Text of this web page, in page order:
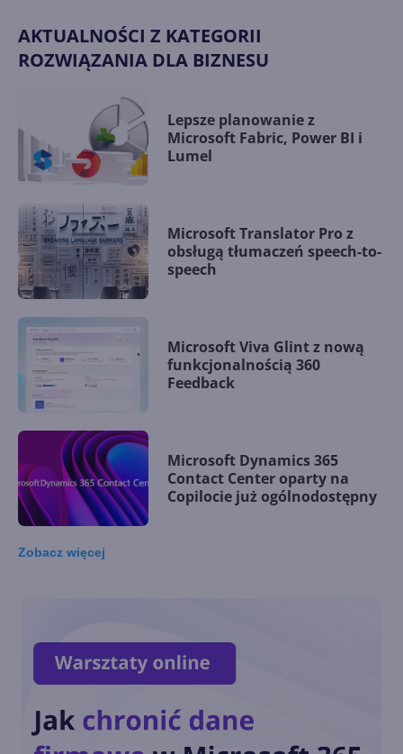
AKTUALNOŚCI Z KATEGORII
ROZWIĄZANIA DLA BIZNESU
Lepsze planowanie z
Microsoft Fabric, Power BI i
Lumel
Microsoft Translator Pro z
obsługą tłumaczeń speech-to-
speech
Microsoft Viva Glint z nową
funkcjonalnością 360
Feedback
Microsoft Dynamics 365
Contact Center oparty na
Copilocie już ogólnodostępny
Microsoft ułatwi firmom
zarządzanie aplikacjami
Win32
Zobacz więcej